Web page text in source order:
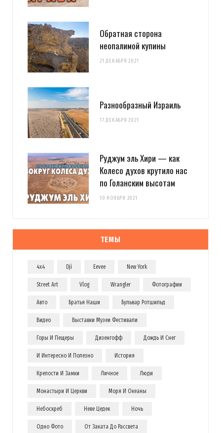
Обратная сторона
неопалимой купины
21 ДЕКАБРЯ 2021
Разнообразный Израиль
17 ДЕКАБРЯ 2021
Руджум эль Хири — как
Колесо духов крутило нас
по Голанским высотам
10 НОЯБРЯ 2021
ТЕМЫ
4x4 Dji Eevee New York
Street Art Vlog Wrangler Фотографии
Авто Братья Наши Бульвар Ротшильд
Видео Выставки Музеи Фестивали
Горы И Пещеры Дизенгофф Дождь И Снег
И Интересно И Полезно История
Крепости И Замки Личное Люди
Монастыри И Церкви Моря И Океаны
Небоскреб Неве Цедек Ночь
Одно Фото От Заката До Рассвета